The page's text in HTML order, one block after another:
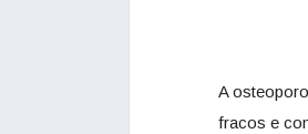
A
fracos e